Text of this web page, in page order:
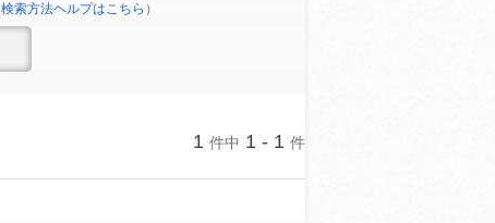
検索方法ヘルプはこちら ）
1 件中 1 - 1 件